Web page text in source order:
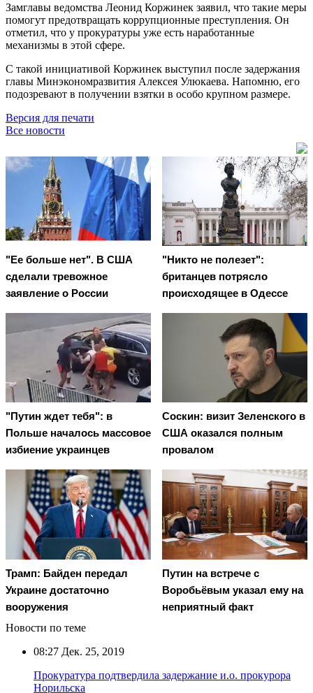
Замглавы ведомства Леонид Коржинек заявил, что такие меры
помогут предотвращать коррупционные преступления. Он
отметил, что у прокуратуры уже есть наработанные
механизмы в этой сфере.
С такой инициативой Коржинек выступил после задержания
главы Минэкономразвития Алексея Улюкаева. Напомню, его
подозревают в получении взятки в особо крупном размере.
Версия для печати
Все новости
"Ее больше нет". В США
сделали тревожное
заявление о России
"Никто не полезет":
британцев потрясло
происходящее в Одессе
"Путин ждет тебя": в
Польше началось массовое
избиение украинцев
Соскин: визит Зеленского в
США оказался полным
провалом
Трамп: Байден передал
Украине достаточно
вооружения
Путин на встрече с
Воробьёвым указал ему на
неприятный факт
Новости по теме
08:27 Дек. 25, 2019
Прокуратура подтвердила задержание и.о. прокурора
Норильска